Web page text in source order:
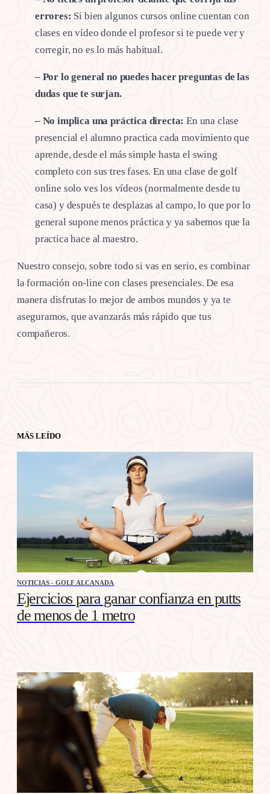
errores: Si bien algunos cursos online cuentan con
clases en vídeo donde el profesor si te puede ver y
corregir, no es lo más habitual.
– Por lo general no puedes hacer preguntas de las
dudas que te surjan.
– No implica una práctica directa: En una clase
presencial el alumno practica cada movimiento que
aprende, desde el más simple hasta el swing
completo con sus tres fases. En una clase de golf
online solo ves los vídeos (normalmente desde tu
casa) y después te desplazas al campo, lo que por lo
general supone menos práctica y ya sabemos que la
practica hace al maestro.
Nuestro consejo, sobre todo si vas en serio, es combinar
la formación on-line con clases presenciales. De esa
manera disfrutas lo mejor de ambos mundos y ya te
aseguramos, que avanzarás más rápido que tus
compañeros.
MÁS LEÍDO
NOTICIAS - GOLF ALCANADA
Ejercicios para ganar confianza en putts
de menos de 1 metro